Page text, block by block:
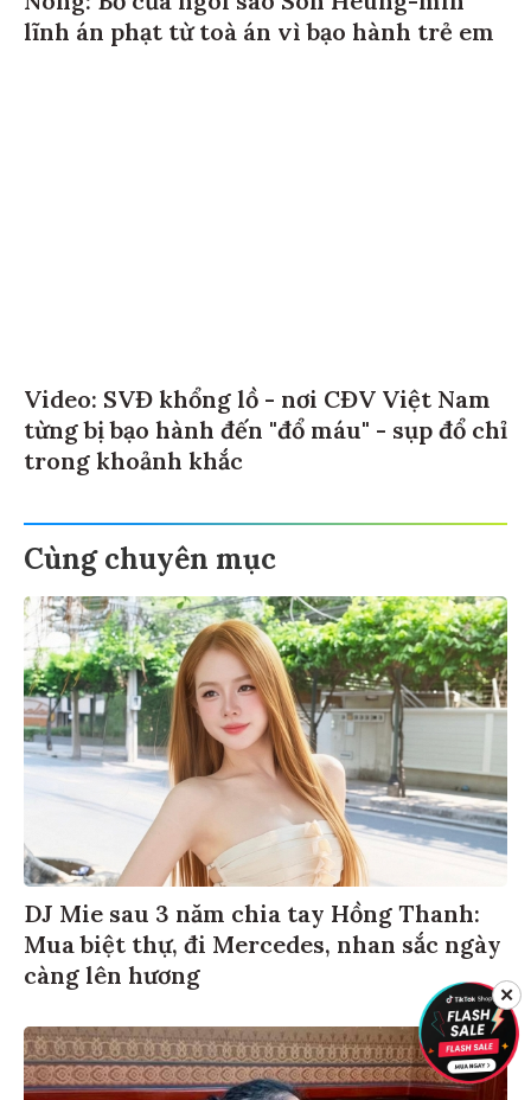
lĩnh án phạt từ toà án vì bạo hành trẻ em
Video: SVĐ khổng lồ - nơi CĐV Việt Nam
từng bị bạo hành đến "đổ máu" - sụp đổ chỉ
trong khoảnh khắc
Cùng chuyên mục
DJ Mie sau 3 năm chia tay Hồng Thanh:
Mua biệt thự, đi Mercedes, nhan sắc ngày
càng lên hương
✕